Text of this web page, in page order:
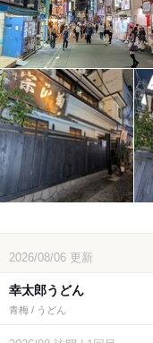
2026/08/06 更新
幸太郎うどん
青梅 / うどん